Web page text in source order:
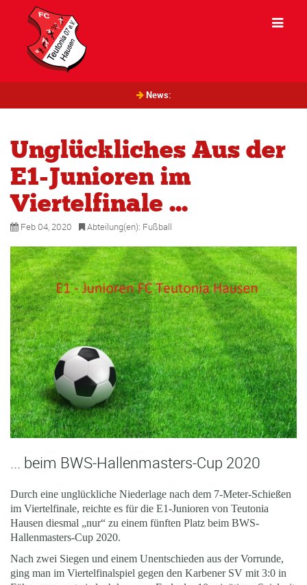
News:
Unglückliches Aus der
E1-Junioren im
Viertelfinale ...
Feb 04, 2020 Abteilung(en): Fußball
... beim BWS-Hallenmasters-Cup 2020
Durch eine unglückliche Niederlage nach dem 7-Meter-Schießen
im Viertelfinale, reichte es für die E1-Junioren von Teutonia
Hausen diesmal „nur“ zu einem fünften Platz beim BWS-
Hallenmasters-Cup 2020.
Nach zwei Siegen und einem Unentschieden aus der Vorrunde,
ging man im Viertelfinalspiel gegen den Karbener SV mit 3:0 in